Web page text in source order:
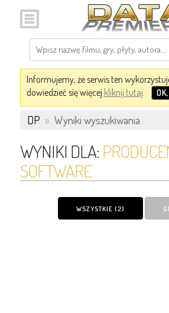
Informujemy, że serwis ten
dowiedzieć się więcej kliknij tutaj.
DP » Wyniki wyszukiwania
WYNIKI DLA:
SOFTWARE
WSZYSTKIE (2)